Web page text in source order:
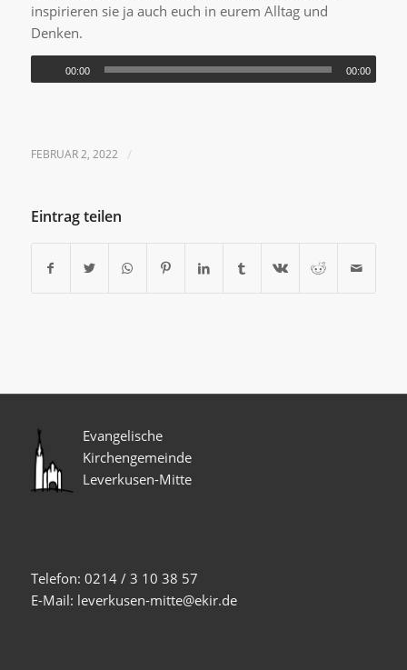
inspirieren sie ja auch euch in eurem Alltag und
Denken.
00:00 00:00
FEBRUAR 2, 2022 /
Eintrag teilen
Evangelische
Kirchengemeinde
Leverkusen-Mitte
Telefon: 0214 / 3 10 38 57
E-Mail: leverkusen-mitte@ekir.de